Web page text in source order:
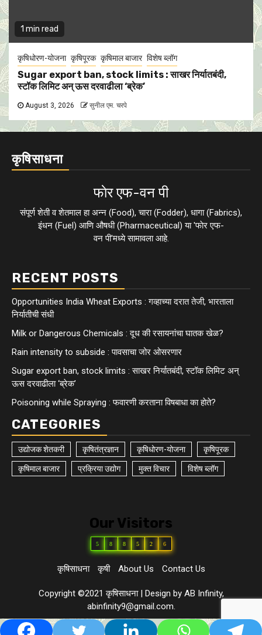
1 min read
कृषिधोरण-योजना कृषिपूरक कृषिमाल बाजार विशेष ब्लॉग
Sugar export ban, stock limits : साखर निर्यातबंदी,
स्टॉक लिमिट अन् ऊस दरवाढीला ‘ब्रेक’
August 3, 2026 सुनील एम. चरपे
कृषिसाधना
फाेर एफ-वन पी
संपूर्ण शेती व शेतमाल हा अन्न (Food), चारा (Fodder), धागा (Fabrics),
इंधन (Fuel) आणि औषधी (Pharmaceutical) या 'फाेर एफ-
वन पी'मध्ये सामावला आहे.
RECENT POSTS
Opportunities India Wheat Exports : गव्हाच्या दरात तेजी, भारताला
निर्यातीची संधी
Milk or Dangerous Chemicals : दूध की रसायनांचा घातक खेळ?
Rain intensity to subside : पावसाचा जोर ओसरणार
Sugar export ban, stock limits : साखर निर्यातबंदी, स्टॉक लिमिट अन्
ऊस दरवाढीला ‘ब्रेक’
Poisoning while Spraying : फवारणी करताना विषबाधा का हाेते?
CATEGORIES
उद्योजक शेतकरी कृषितंत्रज्ञान कृषिधोरण-योजना कृषिपूरक
कृषिमाल बाजार प्रक्रिया उद्योग मुक्त विचार विशेष ब्लॉग
Our Visitors
5 8 8 5 2 6
कृषिसाधना कृषी About Us Contact Us
Copyright ©2021 कृषिसाधना | Design by AB Infinity,
abinfinity9@gmail.com.